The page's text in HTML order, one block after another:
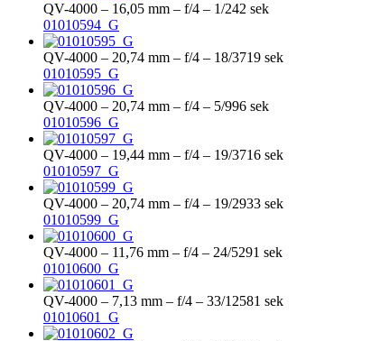
QV-4000 – 16,05 mm – f/4 – 1/242 sek
01010594_G
QV-4000 – 20,74 mm – f/4 – 18/3719 sek
01010595_G
QV-4000 – 20,74 mm – f/4 – 5/996 sek
01010596_G
QV-4000 – 19,44 mm – f/4 – 19/3716 sek
01010597_G
QV-4000 – 20,74 mm – f/4 – 19/2933 sek
01010599_G
QV-4000 – 11,76 mm – f/4 – 24/5291 sek
01010600_G
QV-4000 – 7,13 mm – f/4 – 33/12581 sek
01010601_G